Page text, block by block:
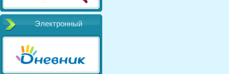
Электронный